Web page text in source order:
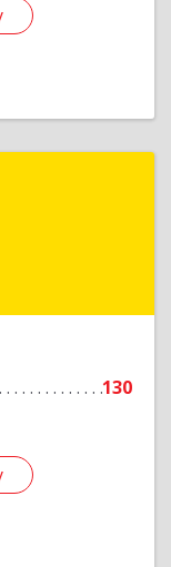
130
дом № 44
Подробнее